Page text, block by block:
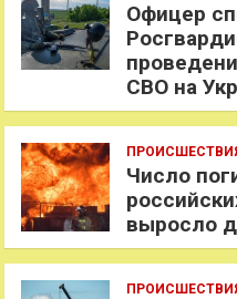
Офицер
СВО на
Число
выросло